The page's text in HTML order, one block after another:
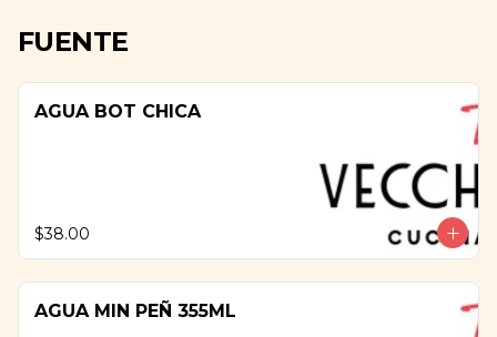
FUENTE
AGUA BOT CHICA
$38.00
AGUA MIN PEÑ 355ML